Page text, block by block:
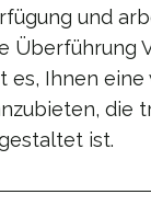
und
Überführung
es, Ihnen
die
ist.